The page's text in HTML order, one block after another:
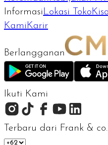
Informasi Lokasi Toko
Kami Karir
Berlangganan
Ikuti Kami
Terbaru dari Frank & co.